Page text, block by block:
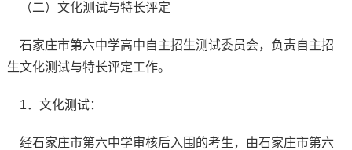
（二）文化测试与特长评定
石家庄市第六中学高中自主招生测试委员会，负责自主招
生文化测试与特长评定工作。
1．文化测试：
经石家庄市第六中学审核后入围的考生，由石家庄市第六